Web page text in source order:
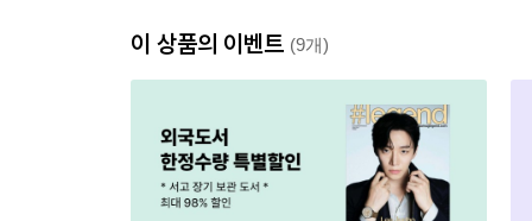
이 상품의 이벤트 (9개)